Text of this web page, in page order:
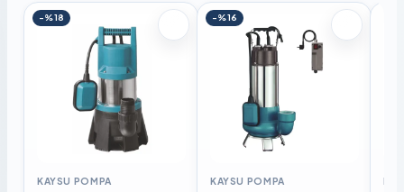
-%18
KAYSU POMPA
-%16
KAYSU POMPA